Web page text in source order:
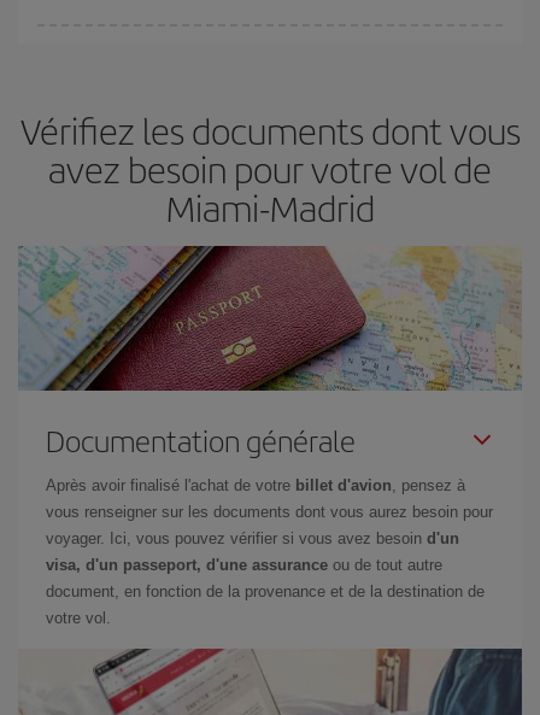
billets, plus vous bénéficiez de prix économiques. De plus, en
restant flexible sur les dates et les horaires de vol lors de votre
recherche, vous pourrezchoisir le prix le plus économique.
Vérifiez les documents dont vous
avez besoin pour votre vol de
Miami-Madrid
Documentation générale
Après avoir finalisé l'achat de votre billet d'avion, pensez à
vous renseigner sur les documents dont vous aurez besoin pour
voyager. Ici, vous pouvez vérifier si vous avez besoin d'un
visa, d'un passeport, d'une assurance ou de tout autre
document, en fonction de la provenance et de la destination de
votre vol.